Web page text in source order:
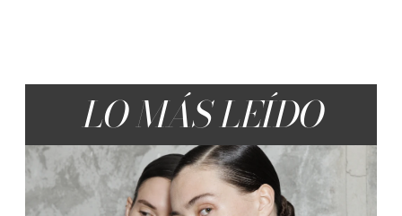
LO MÁS LEÍDO